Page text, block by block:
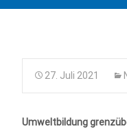
27. Juli 2021
Umweltbildung